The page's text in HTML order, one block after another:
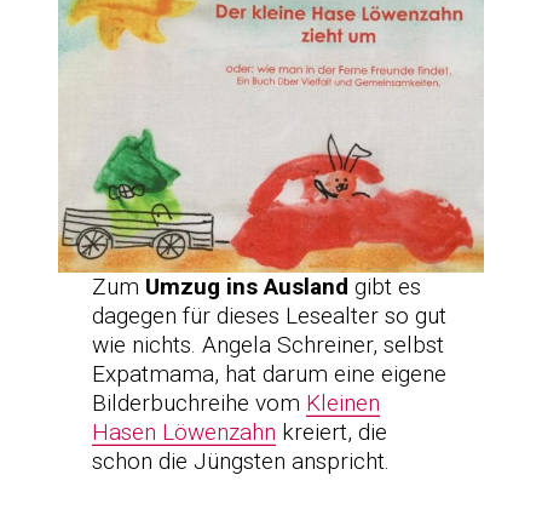
Zum Umzug ins Ausland gibt es
dagegen für dieses Lesealter so gut
wie nichts. Angela Schreiner, selbst
Expatmama, hat darum eine eigene
Bilderbuchreihe vom Kleinen
Hasen Löwenzahn kreiert, die
schon die Jüngsten anspricht.